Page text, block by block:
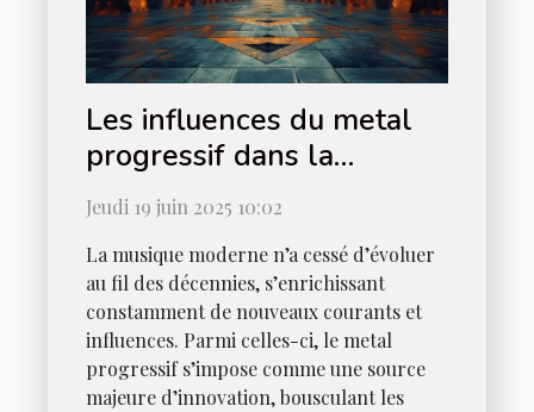
Les influences du metal
progressif dans la
musique moderne
Jeudi 19 juin 2025 10:02
La musique moderne n’a cessé d’évoluer
au fil des décennies, s’enrichissant
constamment de nouveaux courants et
influences. Parmi celles-ci, le metal
progressif s’impose comme une source
majeure d’innovation, bousculant les